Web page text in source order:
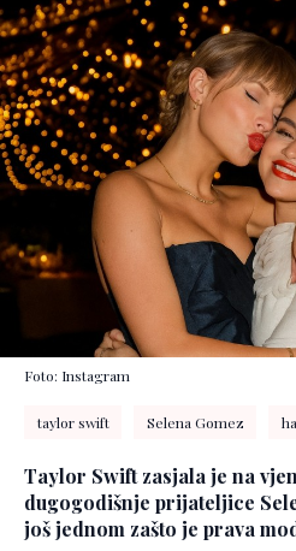
Foto: Instagram
taylor swift Selena Gomez
Taylor Swift zasjala je na
dugogodišnje prijateljice
još jednom zašto je prava